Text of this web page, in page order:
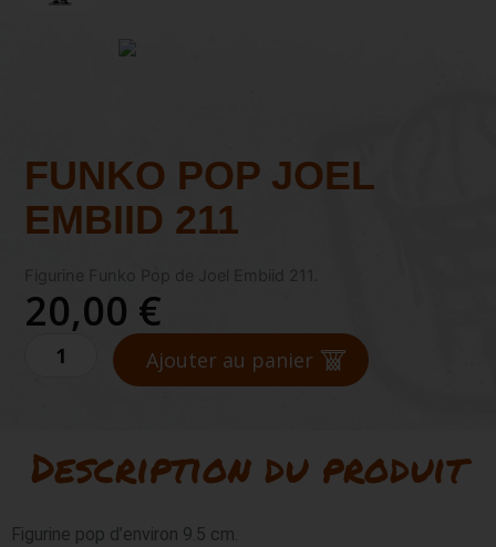
FUNKO POP JOEL
EMBIID 211
Figurine Funko Pop de Joel Embiid 211.
20,00 €
EMBIID
211
Ajouter au panier
Description du produit
Figurine pop d’environ 9.5 cm.